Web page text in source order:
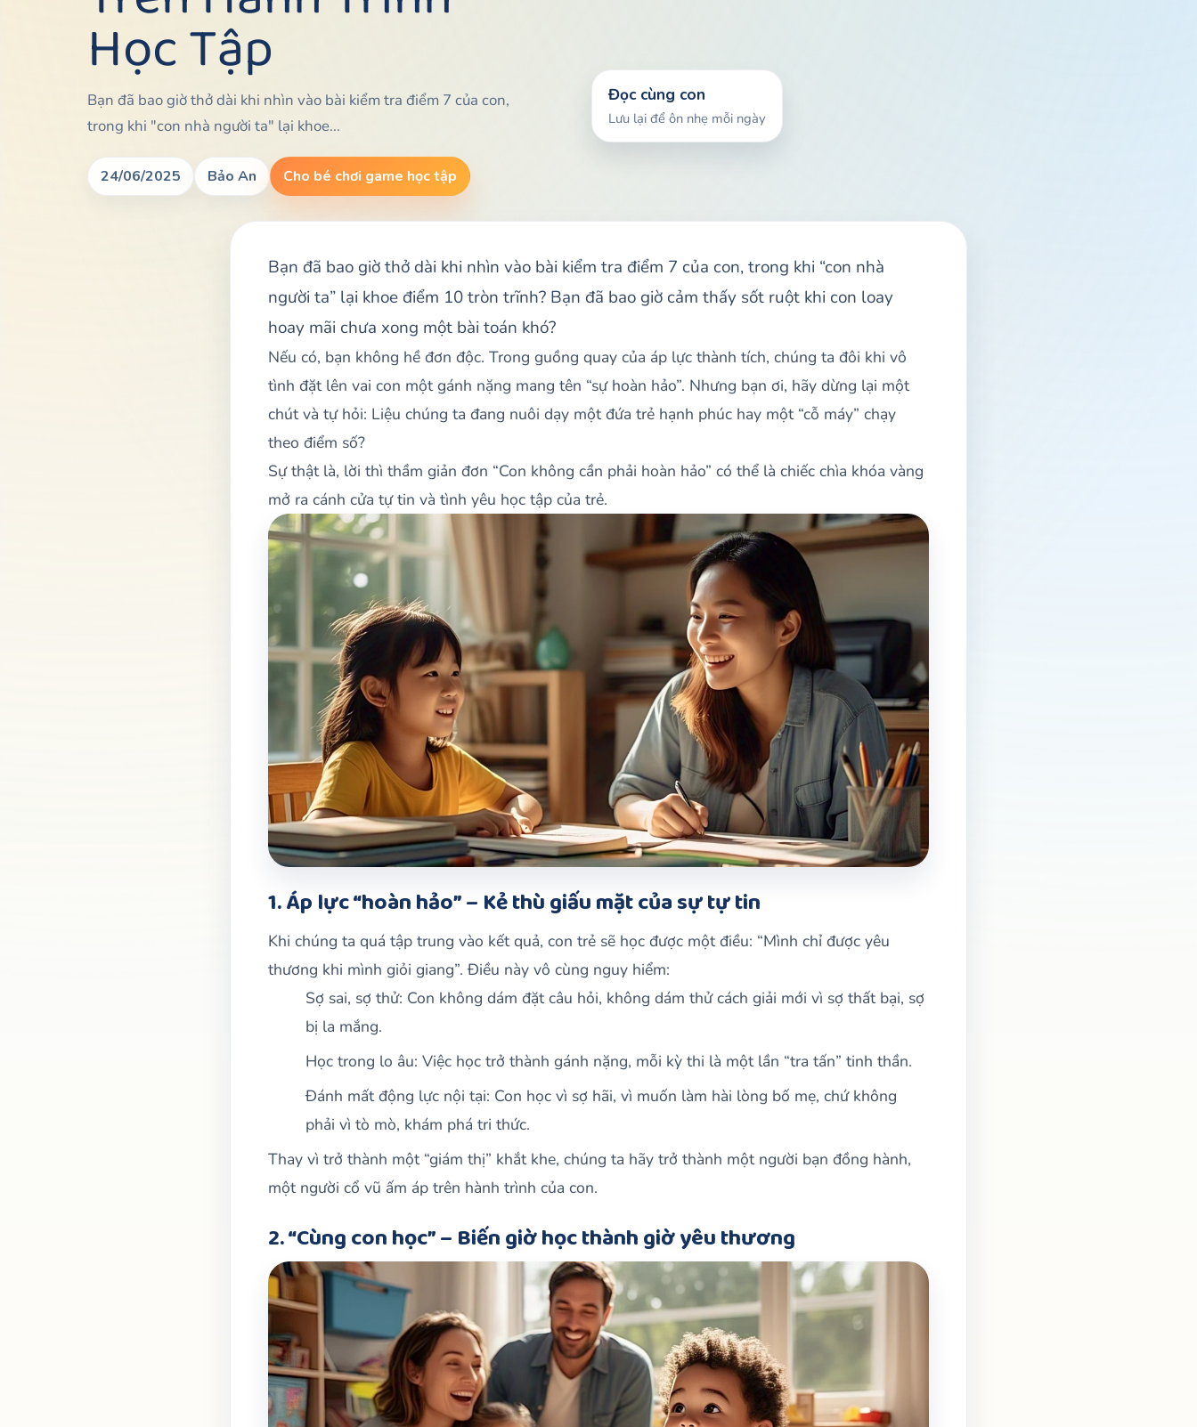
Học Tập
Bạn đã bao giờ thở dài khi nhìn vào bài kiểm tra điểm 7 của con,
trong khi "con nhà người ta" lại khoe...
24/06/2025 Bảo An Cho bé chơi game học tập
Đọc cùng con
Lưu lại để ôn nhẹ mỗi ngày
Bạn đã bao giờ thở dài khi nhìn vào bài kiểm tra điểm 7 của con, trong khi “con nhà
người ta” lại khoe điểm 10 tròn trĩnh? Bạn đã bao giờ cảm thấy sốt ruột khi con loay
hoay mãi chưa xong một bài toán khó?
Nếu có, bạn không hề đơn độc. Trong guồng quay của áp lực thành tích, chúng ta đôi khi vô
tình đặt lên vai con một gánh nặng mang tên “sự hoàn hảo”. Nhưng bạn ơi, hãy dừng lại một
chút và tự hỏi: Liệu chúng ta đang nuôi dạy một đứa trẻ hạnh phúc hay một “cỗ máy” chạy
theo điểm số?
Sự thật là, lời thì thầm giản đơn “Con không cần phải hoàn hảo” có thể là chiếc chìa khóa vàng
mở ra cánh cửa tự tin và tình yêu học tập của trẻ.
1. Áp lực “hoàn hảo” – Kẻ thù giấu mặt của sự tự tin
Khi chúng ta quá tập trung vào kết quả, con trẻ sẽ học được một điều: “Mình chỉ được yêu
thương khi mình giỏi giang”. Điều này vô cùng nguy hiểm:
Sợ sai, sợ thử: Con không dám đặt câu hỏi, không dám thử cách giải mới vì sợ thất bại, sợ
bị la mắng.
Học trong lo âu: Việc học trở thành gánh nặng, mỗi kỳ thi là một lần “tra tấn” tinh thần.
Đánh mất động lực nội tại: Con học vì sợ hãi, vì muốn làm hài lòng bố mẹ, chứ không
phải vì tò mò, khám phá tri thức.
Thay vì trở thành một “giám thị” khắt khe, chúng ta hãy trở thành một người bạn đồng hành,
một người cổ vũ ấm áp trên hành trình của con.
2. “Cùng con học” – Biến giờ học thành giờ yêu thương